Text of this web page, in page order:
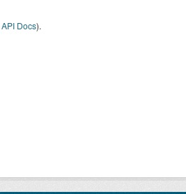
API Docs).